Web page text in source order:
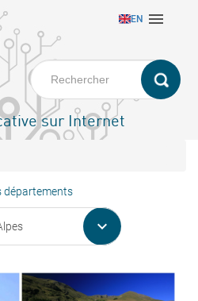
EN 
sur Internet
départements
